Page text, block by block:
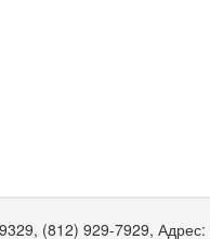
(812) 929-7929, Адрес: